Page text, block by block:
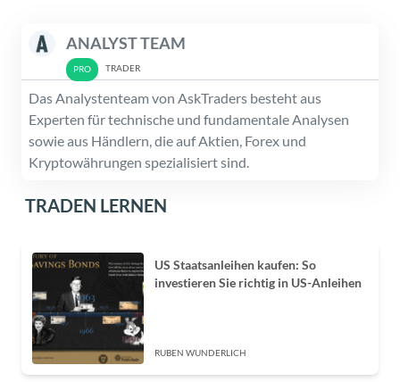
ANALYST TEAM
TRADER
Das Analystenteam von AskTraders besteht aus
Experten für technische und fundamentale Analysen
sowie aus Händlern, die auf Aktien, Forex und
Kryptowährungen spezialisiert sind.
TRADEN LERNEN
US Staatsanleihen kaufen: So
investieren Sie richtig in US-Anleihen
RUBEN WUNDERLICH